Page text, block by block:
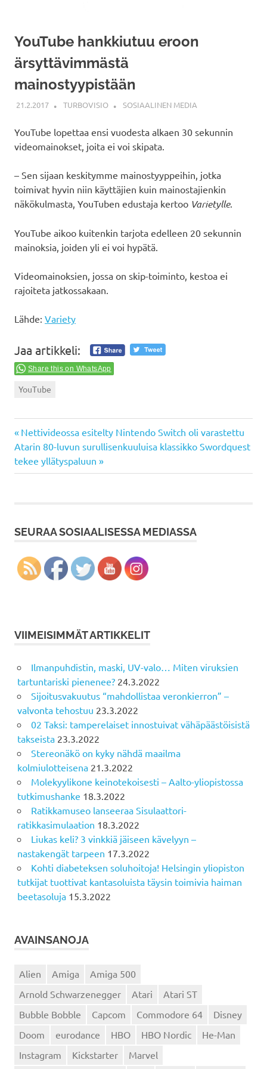
YouTube hankkiutuu eroon
ärsyttävimmästä
mainostyypistään
21.2.2017 TURBOVISIO SOSIAALINEN MEDIA
YouTube lopettaa ensi vuodesta alkaen 30 sekunnin
videomainokset, joita ei voi skipata.
– Sen sijaan keskitymme mainostyyppeihin, jotka
toimivat hyvin niin käyttäjien kuin mainostajienkin
näkökulmasta, YouTuben edustaja kertoo Varietylle.
YouTube aikoo kuitenkin tarjota edelleen 20 sekunnin
mainoksia, joiden yli ei voi hypätä.
Videomainoksien, jossa on skip-toiminto, kestoa ei
rajoiteta jatkossakaan.
Lähde: Variety
Jaa artikkeli:
Share this on WhatsApp
YouTube
Artikkelien
selaus
Previous
Post:
Nettivideossa esitelty Nintendo Switch oli varastettu
Next
Post:
Atarin 80-luvun surullisenkuuluisa klassikko Swordquest
tekee yllätyspaluun
SEURAA SOSIAALISESSA MEDIASSA
VIIMEISIMMÄT ARTIKKELIT
Ilmanpuhdistin, maski, UV-valo… Miten viruksien
tartuntariski pienenee? 24.3.2022
Sijoitusvakuutus “mahdollistaa veronkierron” –
valvonta tehostuu 23.3.2022
02 Taksi: tamperelaiset innostuivat vähäpäästöisistä
takseista 23.3.2022
Stereonäkö on kyky nähdä maailma
kolmiulotteisena 21.3.2022
Molekyylikone keinotekoisesti – Aalto-yliopistossa
tutkimushanke 18.3.2022
Ratikkamuseo lanseeraa Sisulaattori-
ratikkasimulaation 18.3.2022
Liukas keli? 3 vinkkiä jäiseen kävelyyn –
nastakengät tarpeen 17.3.2022
Kohti diabeteksen soluhoitoja! Helsingin yliopiston
tutkijat tuottivat kantasoluista täysin toimivia haiman
beetasoluja 15.3.2022
AVAINSANOJA
Alien Amiga
Amiga 500
Arnold Schwarzenegger
Atari
Atari ST
Bubble Bobble
Capcom Commodore 64
Disney
Doom
eurodance HBO HBO Nordic
He-Man
Instagram
Kickstarter Marvel